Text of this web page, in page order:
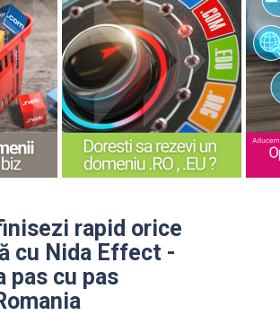
rapid orice
cu Nida Effect -
pas cu pas